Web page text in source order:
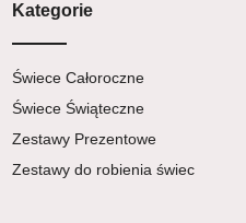
Kategorie
Świece Całoroczne
Świece Świąteczne
Zestawy Prezentowe
Zestawy do robienia świec